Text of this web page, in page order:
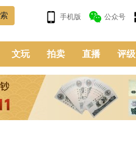
手机版 公众号
文玩 拍卖 直播 评级